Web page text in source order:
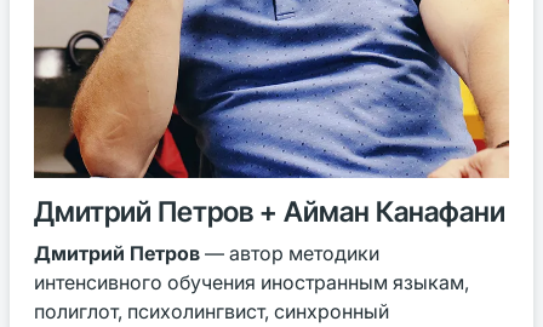
Дмитрий Петров + Айман Канафани
Дмитрий Петров — автор методики
интенсивного обучения иностранным языкам,
полиглот, психолингвист, синхронный